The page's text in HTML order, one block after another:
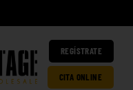
REGÍSTRATE
CITA ONLINE